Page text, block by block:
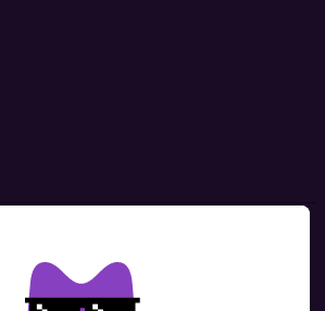
Neem contact met ons op